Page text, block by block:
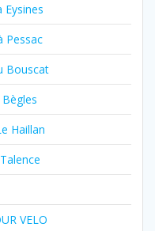
Eysines
Pessac
Bouscat
Haillan
VELO